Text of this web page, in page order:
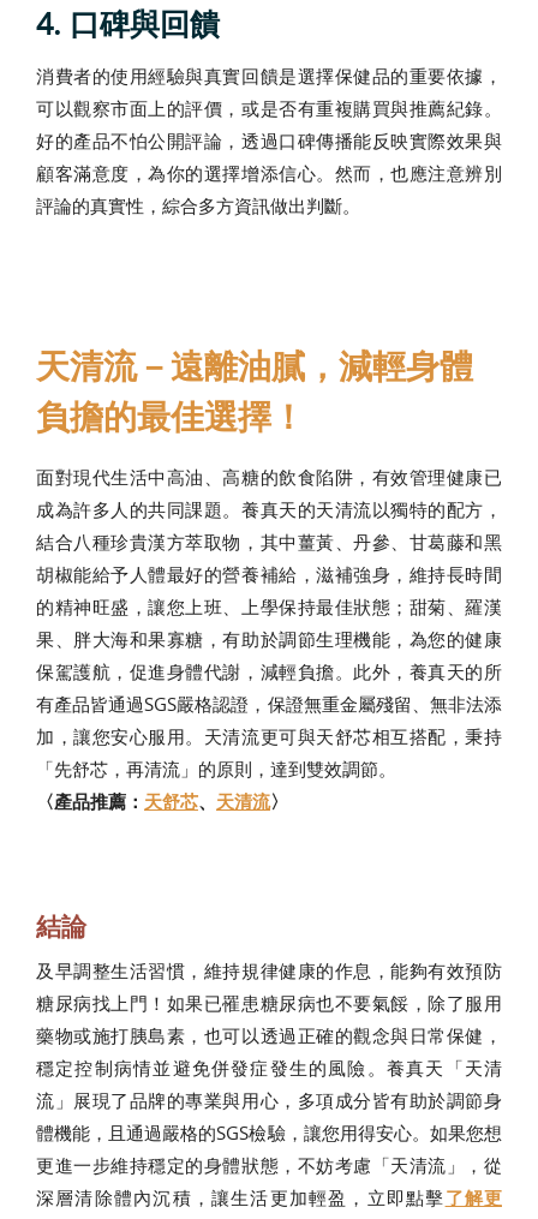
4. 口碑與回饋
消費者的使用經驗與真實回饋是選擇保健品的重要依據，
可以觀察市面上的評價，或是否有重複購買與推薦紀錄。
好的產品不怕公開評論，透過口碑傳播能反映實際效果與
顧客滿意度，為你的選擇增添信心。然而，也應注意辨別
評論的真實性，綜合多方資訊做出判斷。
天清流－遠離油膩，減輕身體
負擔的最佳選擇！
面對現代生活中高油、高糖的飲食陷阱，有效管理健康已
成為許多人的共同課題。養真天的天清流以獨特的配方，
結合八種珍貴漢方萃取物，其中薑黃、丹參、甘葛藤和黑
胡椒能給予人體最好的營養補給，滋補強身，維持長時間
的精神旺盛，讓您上班、上學保持最佳狀態；甜菊、羅漢
果、胖大海和果寡糖，有助於調節生理機能，為您的健康
保駕護航，促進身體代謝，減輕負擔。此外，養真天的所
有產品皆通過SGS嚴格認證，保證無重金屬殘留、無非法添
加，讓您安心服用。天清流更可與天舒芯相互搭配，秉持
「先舒芯，再清流」的原則，達到雙效調節。
〈產品推薦： 天舒芯、 天清流〉
結論
及早調整生活習慣，維持規律健康的作息，能夠有效預防
糖尿病找上門！如果已罹患糖尿病也不要氣餒，除了服用
藥物或施打胰島素，也可以透過正確的觀念與日常保健，
穩定控制病情並避免併發症發生的風險。養真天「天清
流」展現了品牌的專業與用心，多項成分皆有助於調節身
體機能，且通過嚴格的SGS檢驗，讓您用得安心。如果您想
更進一步維持穩定的身體狀態，不妨考慮「天清流」，從
深層清除體內沉積，讓生活更加輕盈，立即點擊 了解更